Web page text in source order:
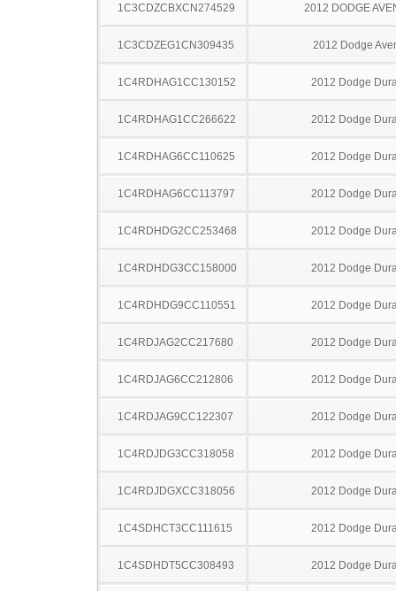
1C3CDZCBXCN274529 2012 DODGE
1C3CDZEG1CN309435 2012 Dodge
1C4RDHAG1CC130152 2012 Dodge
1C4RDHAG1CC266622 2012 Dodge
1C4RDHAG6CC110625 2012 Dodge
1C4RDHAG6CC113797 2012 Dodge
1C4RDHDG2CC253468 2012 Dodge
1C4RDHDG3CC158000 2012 Dodge
1C4RDHDG9CC110551 2012 Dodge
1C4RDJAG2CC217680 2012 Dodge
1C4RDJAG6CC212806 2012 Dodge
1C4RDJAG9CC122307 2012 Dodge
1C4RDJDG3CC318058 2012 Dodge
1C4RDJDGXCC318056 2012 Dodge
1C4SDHCT3CC111615 2012 Dodge
1C4SDHDT5CC308493 2012 Dodge